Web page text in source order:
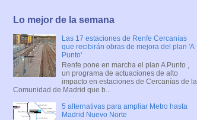
Lo mejor de la semana
Las 17 estaciones de Renfe Cercanías
que recibirán obras de mejora del plan 'A
Punto'
Renfe pone en marcha el plan A Punto ,
un programa de actuaciones de alto
impacto en estaciones de Cercanías de la
Comunidad de Madrid que b...
5 alternativas para ampliar Metro hasta
Madrid Nuevo Norte